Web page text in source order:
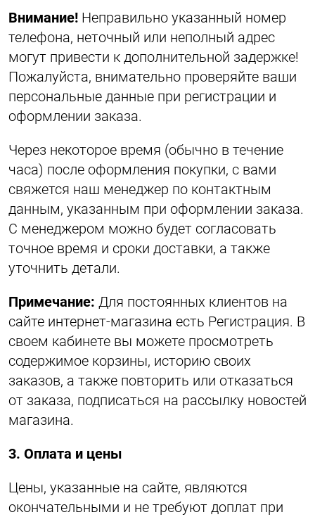
Внимание! Неправильно указанный номер
телефона, неточный или неполный адрес
могут привести к дополнительной задержке!
Пожалуйста, внимательно проверяйте ваши
персональные данные при регистрации и
оформлении заказа.
Через некоторое время (обычно в течение
часа) после оформления покупки, с вами
свяжется наш менеджер по контактным
данным, указанным при оформлении заказа.
С менеджером можно будет согласовать
точное время и сроки доставки, а также
уточнить детали.
Примечание: Для постоянных клиентов на
сайте интернет-магазина есть Регистрация. В
своем кабинете вы можете просмотреть
содержимое корзины, историю своих
заказов, а также повторить или отказаться
от заказа, подписаться на рассылку новостей
магазина.
3. Оплата и цены
Цены, указанные на сайте, являются
окончательными и не требуют доплат при